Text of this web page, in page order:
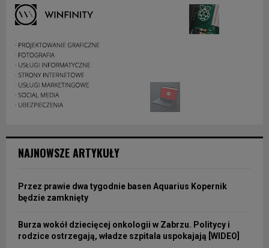
NAJNOWSZE ARTYKUŁY
Przez prawie dwa tygodnie basen Aquarius Kopernik
będzie zamknięty
Burza wokół dziecięcej onkologii w Zabrzu. Politycy i
rodzice ostrzegają, władze szpitala uspokajają [WIDEO]